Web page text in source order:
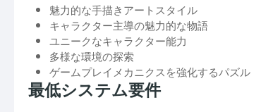
魅力的な手描きアートスタイル
キャラクター主導の魅力的な物語
ユニークなキャラクター能力
多様な環境の探索
ゲームプレイメカニクスを強化するパズル
最低システム要件